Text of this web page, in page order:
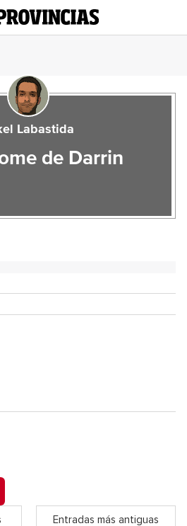
Labastida
de Darrin
Entradas más antiguas